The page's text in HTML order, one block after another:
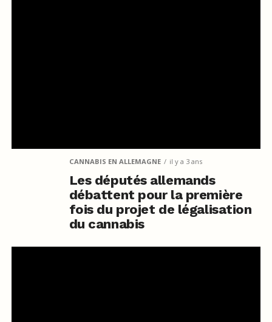
CANNABIS EN ALLEMAGNE il y a 3 ans
Les députés allemands
débattent pour la première
fois du projet de légalisation
du cannabis